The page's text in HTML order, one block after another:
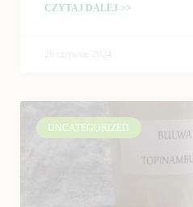
CZYTAJ DALEJ >>
26 czerwca, 2024
UNCATEGORIZED